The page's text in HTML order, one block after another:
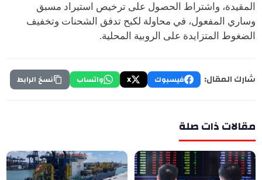
المقيدة، واشتراط الحصول على ترخيص استيراد مسبق
وساري المفعول، في محاولة لكبح تدفق الشحنات وتخفيف
الضغوط المتزايدة على الروبية المحلية.
شارك المقال: فيسبوك X واتساب نسخ الرابط
مقالات ذات صلة